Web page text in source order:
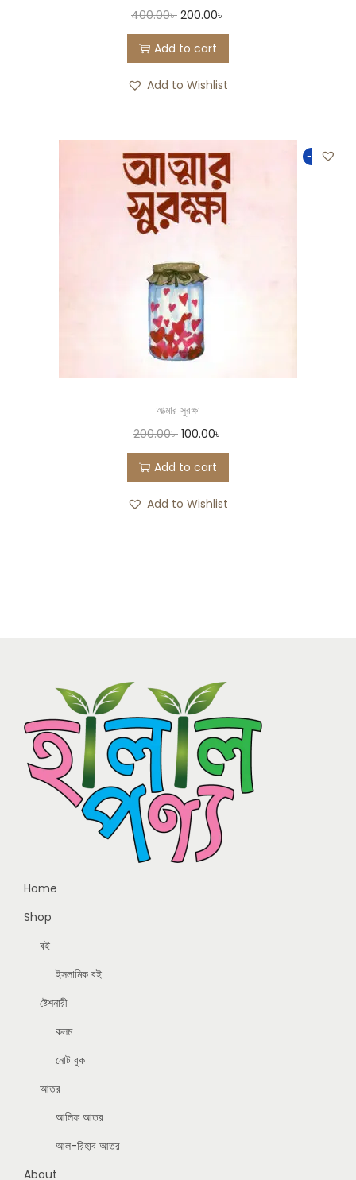
400.00৳ 200.00৳
Add to cart
Add to Wishlist
-50%
আত্মার সুরক্ষা
200.00৳ 100.00৳
Add to cart
Add to Wishlist
Home
Shop
বই
ইসলামিক বই
ষ্টেশনারী
কলম
নোট বুক
আতর
আলিফ আতর
আল-রিহাব আতর
About